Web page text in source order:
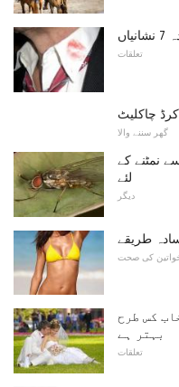
تعلقات
گھر سننے والا
نمٹنے کے
لئے
دیگر
کی صحت
کس طرح
بہتر ہے
تعلقات